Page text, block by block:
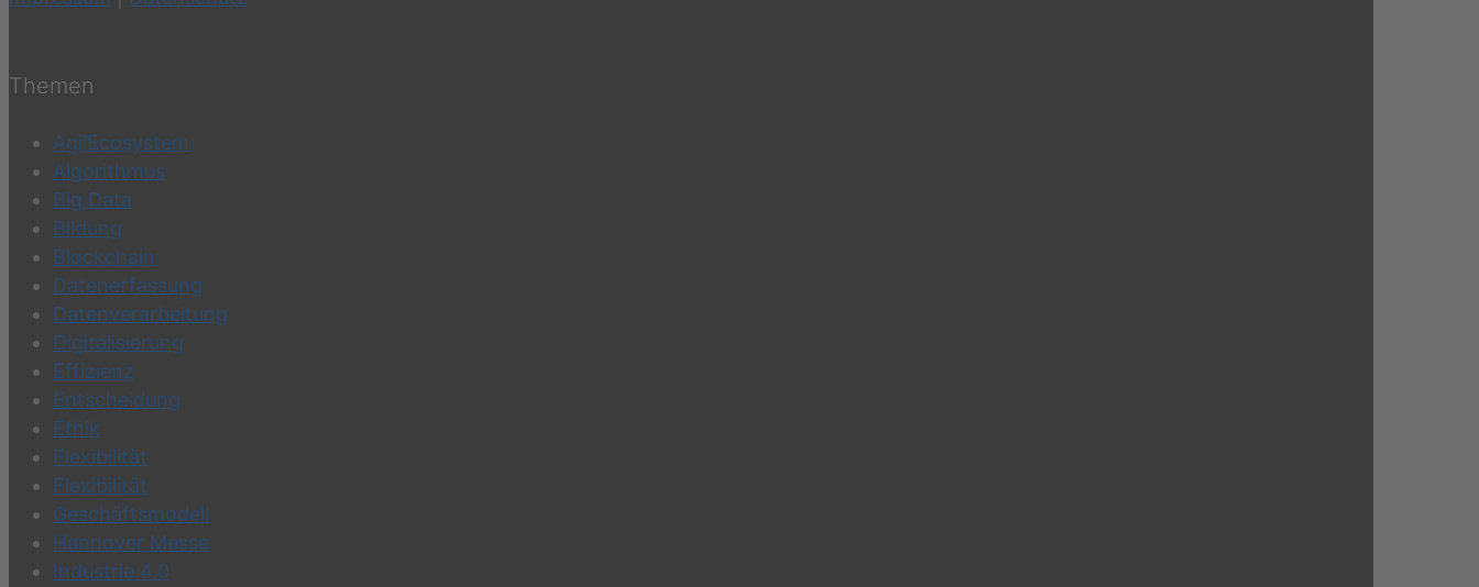
Themen
AgilEcosystem
Algorithmus
Big Data
Bildung
Blockchain
Datenerfassung
Datenverarbeitung
Digitalisierung
Effizienz
Entscheidung
Ethik
Flexibilität
Flexibilität
Geschäftsmodell
Hannover Messe
Industrie 4.0